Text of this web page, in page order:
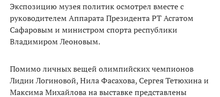
Экспозицию музея политик осмотрел вместе с
руководителем Аппарата Президента РТ Асгатом
Сафаровым и министром спорта республики
Владимиром Леоновым.
Помимо личных вещей олимпийских чемпионов
Лидии Логиновой, Нила Фасахова, Сергея Тетюхина и
Максима Михайлова на выставке представлены